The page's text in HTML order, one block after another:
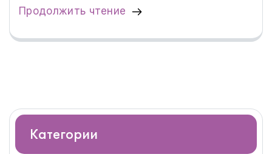
Продолжить чтение
Категории